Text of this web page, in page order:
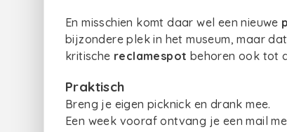
En misschien komt daar wel een nieuwe
bijzondere plek in het museum, maar
kritische reclamespot behoren ook tot
Praktisch
Breng je eigen picknick en drank mee.
Een week vooraf ontvang je een mail